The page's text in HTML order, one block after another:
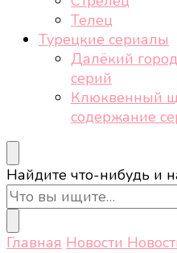
Телец
Турецкие сериалы
Далёкий
серий
Клюквенный
содержание
Ищите
что-
то?
Найдите что-нибудь и
Главная Новости